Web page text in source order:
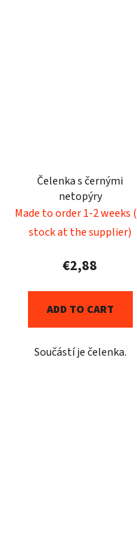
Čelenka s černými
netopýry
Made to order 1-2 weeks
stock at the supplier)
€2,88
ADD TO CART
Součástí je čelenka.